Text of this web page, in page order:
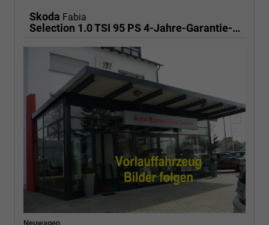
Skoda Fabia
Selection 1.0 TSI 95 PS 4-Jahre-Garantie-AppleCarPlay-AndroidAuto-LED-PDC-Sitzheizung-DAB-Klima
Neuwagen